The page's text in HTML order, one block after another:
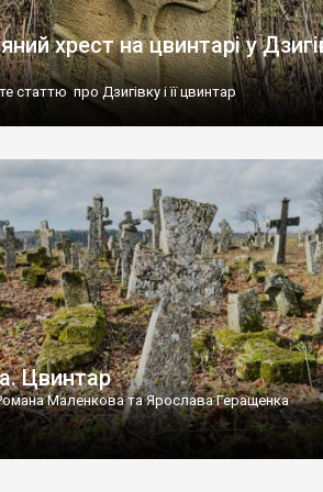
хрест на цвинтарі у
статтю про Дзигівку і її цвинтар
Цвинтар
Маленкова та Ярослава Геращенка